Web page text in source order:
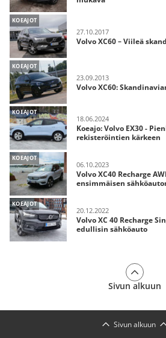
KOEAJOT
27.10.2017
Volvo XC60 – Viileä
KOEAJOT
23.09.2013
Volvo XC60:
KOEAJOT
18.06.2024
Koeajo: Volvo EX30 -
rekisteröintien kärkeen
KOEAJOT
06.10.2023
Volvo XC40 Recharge
ensimmäisen
KOEAJOT
20.12.2022
Volvo XC 40 Recharge
edullisin sähköauto
Sivun alkuun
Sivun alkuun